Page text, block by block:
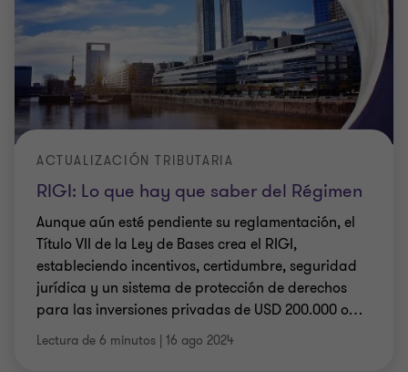
RIGI: Lo que hay que saber del Régimen
ACTUALIZACIÓN TRIBUTARIA
Aunque aún esté pendiente su reglamentación, el
Título VII de la Ley de Bases crea el RIGI,
estableciendo incentivos, certidumbre, seguridad
jurídica y un sistema de protección de derechos
para las inversiones privadas de USD 200.000 o…
Lectura de 6 minutos | 16 ago 2024